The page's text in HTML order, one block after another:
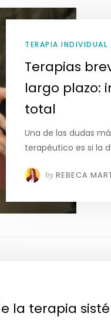
TERAPIA INDIVIDUAL
Terapias
largo plazo:
total
Una de las dudas
terapéutico es si la
by REBECA
la terapia